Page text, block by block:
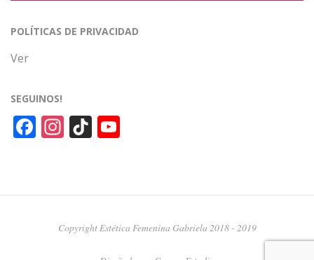
POLÍTICAS DE PRIVACIDAD
Ver
SEGUINOS!
Facebook
Instagram
TikTok
Copyright Estética Femenina Gabriela 2018 - 2019